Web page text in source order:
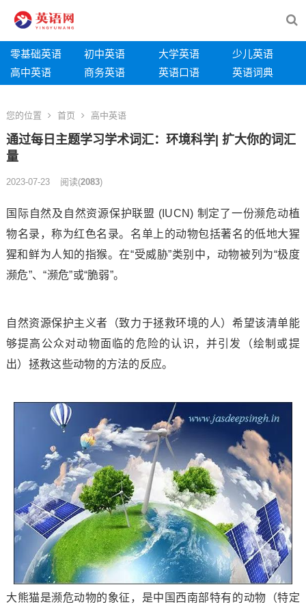
零基础英语 初中英语 大学英语
少儿英语
高中英语
商务英语 英语口语 英语词典
您的位置 首页 高中英语
通过每日主题学习学术词汇：环境科学| 扩大你的词汇
量
2023-07-23 阅读(2083)
国际自然及自然资源保护联盟 (IUCN) 制定了一份濒危动植
物名录，称为红色名录。名单上的动物包括著名的低地大猩
猩和鲜为人知的指猴。在“受威胁”类别中，动物被列为“极度
濒危”、“濒危”或“脆弱”。
自然资源保护主义者（致力于拯救环境的人）希望该清单能
够提高公众对动物面临的危险的认识，并引发（绘制或提
出）拯救这些动物的方法的反应。
大熊猫是濒危动物的象征，是中国西南部特有的动物（特定